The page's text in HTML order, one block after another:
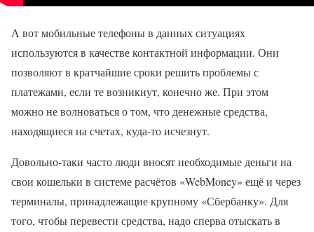
А вот мобильные телефоны в данных ситуациях
используются в качестве контактной информации. Они
позволяют в кратчайшие сроки решить проблемы с
платежами, если те возникнут, конечно же. При этом
можно не волноваться о том, что денежные средства,
находящиеся на счетах, куда-то исчезнут.
Довольно-таки часто люди вносят необходимые деньги на
свои кошельки в системе расчётов «WebMoney» ещё и через
терминалы, принадлежащие крупному «Сбербанку». Для
того, чтобы перевести средства, надо сперва отыскать в